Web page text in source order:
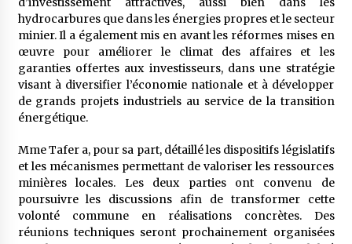
hydrocarbures que dans les énergies propres et le secteur
minier. Il a également mis en avant les réformes mises en
œuvre pour améliorer le climat des affaires et les
garanties offertes aux investisseurs, dans une stratégie
visant à diversifier l’économie nationale et à développer
de grands projets industriels au service de la transition
énergétique.
Mme Tafer a, pour sa part, détaillé les dispositifs législatifs
et les mécanismes permettant de valoriser les ressources
minières locales. Les deux parties ont convenu de
poursuivre les discussions afin de transformer cette
volonté commune en réalisations concrètes. Des
réunions techniques seront prochainement organisées